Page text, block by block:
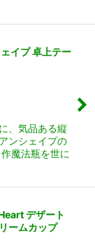
イプ 卓上テー
、気品ある縦
ンシェイプの
魔法瓶を世に
デザート
ームカップ